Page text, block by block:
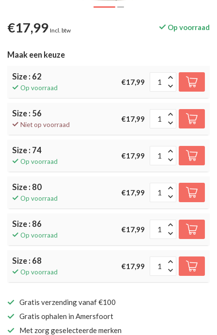
€17,99 Incl. btw Op voorraad
Maak een keuze
Size : 62
Op voorraad
€17,99
Size : 56
Niet op voorraad
€17,99
Size : 74
Op voorraad
€17,99
Size : 80
Op voorraad
€17,99
Size : 86
Op voorraad
€17,99
Size : 68
Op voorraad
€17,99
Gratis verzending vanaf €100
Gratis ophalen in Amersfoort
Met zorg geselecteerde merken